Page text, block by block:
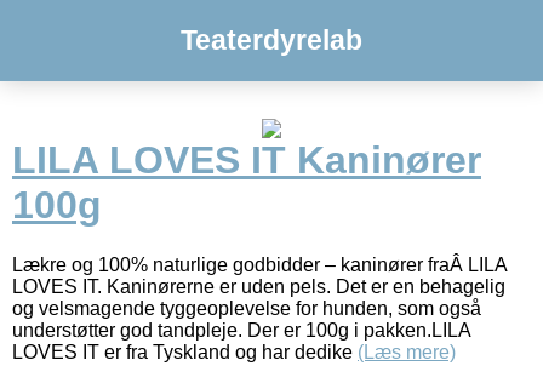
Teaterdyrelab
LILA LOVES IT Kaninører
100g
Lækre og 100% naturlige godbidder – kaninører fraÂ LILA
LOVES IT. Kaninørerne er uden pels. Det er en behagelig
og velsmagende tyggeoplevelse for hunden, som også
understøtter god tandpleje. Der er 100g i pakken.LILA
LOVES IT er fra Tyskland og har dedike (Læs mere)